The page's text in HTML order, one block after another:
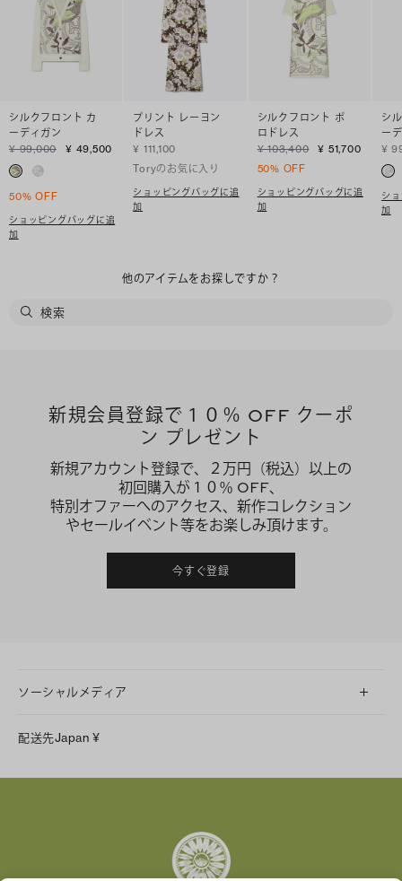
シルクフロント カ
ーディガン
¥ 99,000
¥ 49,500
50% OFF
ショッピングバッグに追
加
プリント レーヨン
ドレス
¥ 111,100
Toryのお気に入り
ショッピングバッグに追
加
シルクフロント ポ
ロドレス
¥ 103,400
¥ 51,700
50% OFF
ショッピングバッグに追
加
シ
ー
¥
シ
加
他のアイテムをお探しですか？
新規会員登録で１０％ OFF クーポ
ン プレゼント
新規アカウント登録で、２万円（税込）以上の
初回購入が１０％ OFF、
特別オファーへのアクセス、新作コレクション
やセールイベント等をお楽しみ頂けます。
今すぐ登録
ソーシャルメディア
Facebook
配送先Japan ¥